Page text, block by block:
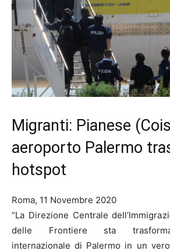
Migranti: Pianese
aeroporto Palermo
hotspot
Roma, 11 Novembre 2020
“La Direzione Centrale
delle Frontiere sta
internazionale di Palermo in un